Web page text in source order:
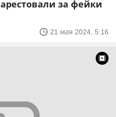
за фейки
21 мая 2024, 5:16